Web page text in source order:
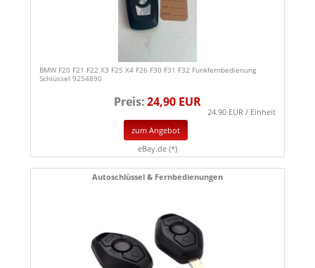
BMW F20 F21 F22 X3 F25 X4 F26 F30 F31 F32 Funkfernbedienung
Schlüssel 9254890
Preis:24,90 EUR
24.90 EUR / Einheit
zum Angebot
eBay.de (*)
Autoschlüssel & Fernbedienungen